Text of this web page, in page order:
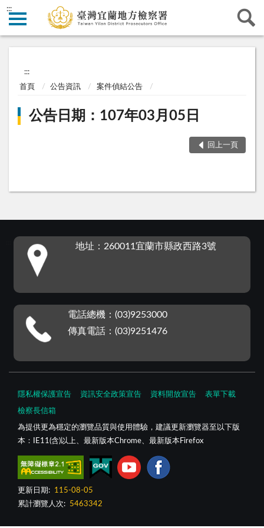
:::
:::
首頁 公告資訊 案件偵結公告
公告日期：107年03月05日
回上一頁
地址：260011宜蘭市縣政西路3號
電話總機：(03)9253000
傳真電話：(03)9251476
隱私權保護宣告 資訊安全政策宣告 資料開放宣告 表單下載
檢察長信箱
為提供更為穩定的瀏覽品質與使用體驗，建議更新瀏覽器至以下版
本：IE11(含)以上、最新版本Chrome、最新版本Firefox
更新日期:
115-08-05
累計瀏覽人次:
5463342